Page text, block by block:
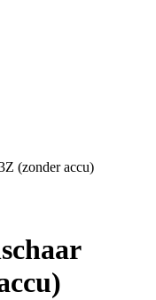
(zonder accu)